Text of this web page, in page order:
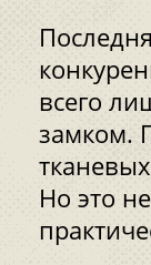
всего
замком.
Но это